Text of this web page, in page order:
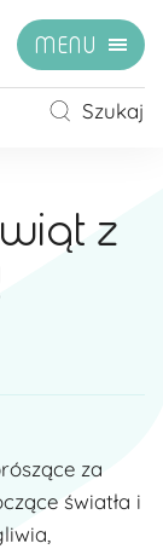
MENU
Szukaj
z
za
światła i